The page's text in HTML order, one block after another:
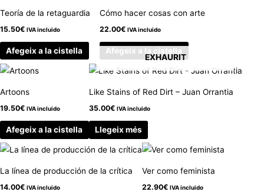
Teoría de la retaguardia
15.50€ IVA incluido
Afegeix a la cistella
Cómo hacer cosas con arte
22.00€ IVA incluido
Afegeix a la cistella
Artoons
19.50€ IVA incluido
Afegeix a la cistella
EXHAURIT
Like Stains of Red Dirt – Juan Orrantia
35.00€ IVA incluido
Llegeix més
La línea de producción de la crítica
14.00€ IVA incluido
Ver como feminista
22.90€ IVA incluido